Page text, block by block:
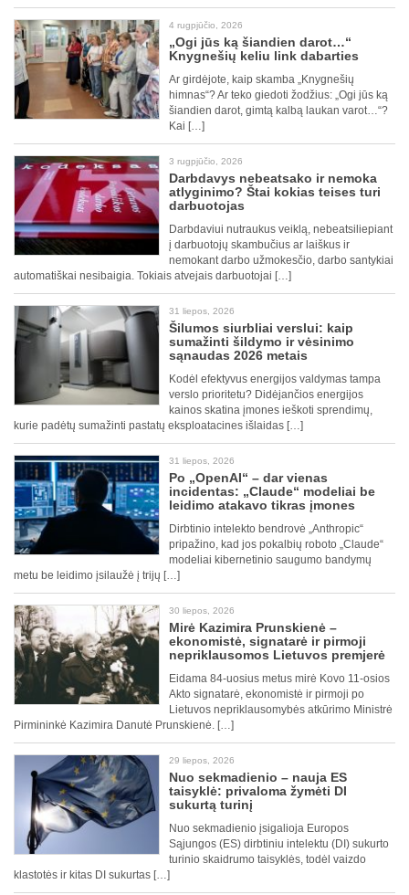
4 rugpjūčio, 2026
„Ogi jūs ką šiandien darot…“
Knygnešių keliu link dabarties
Ar girdėjote, kaip skamba „Knygnešių
himnas“? Ar teko giedoti žodžius: „Ogi jūs ką
šiandien darot, gimtą kalbą laukan varot…“?
Kai […]
3 rugpjūčio, 2026
Darbdavys nebeatsako ir nemoka
atlyginimo? Štai kokias teises turi
darbuotojas
Darbdaviui nutraukus veiklą, nebeatsiliepiant
į darbuotojų skambučius ar laiškus ir
nemokant darbo užmokesčio, darbo santykiai
automatiškai nesibaigia. Tokiais atvejais darbuotojai […]
31 liepos, 2026
Šilumos siurbliai verslui: kaip
sumažinti šildymo ir vėsinimo
sąnaudas 2026 metais
Kodėl efektyvus energijos valdymas tampa
verslo prioritetu? Didėjančios energijos
kainos skatina įmones ieškoti sprendimų,
kurie padėtų sumažinti pastatų eksploatacines išlaidas […]
31 liepos, 2026
Po „OpenAI“ – dar vienas
incidentas: „Claude“ modeliai be
leidimo atakavo tikras įmones
Dirbtinio intelekto bendrovė „Anthropic“
pripažino, kad jos pokalbių roboto „Claude“
modeliai kibernetinio saugumo bandymų
metu be leidimo įsilaužė į trijų […]
30 liepos, 2026
Mirė Kazimira Prunskienė –
ekonomistė, signatarė ir pirmoji
nepriklausomos Lietuvos premjerė
Eidama 84-uosius metus mirė Kovo 11-osios
Akto signatarė, ekonomistė ir pirmoji po
Lietuvos nepriklausomybės atkūrimo Ministrė
Pirmininkė Kazimira Danutė Prunskienė. […]
29 liepos, 2026
Nuo sekmadienio – nauja ES
taisyklė: privaloma žymėti DI
sukurtą turinį
Nuo sekmadienio įsigalioja Europos
Sąjungos (ES) dirbtiniu intelektu (DI) sukurto
turinio skaidrumo taisyklės, todėl vaizdo
klastotės ir kitas DI sukurtas […]